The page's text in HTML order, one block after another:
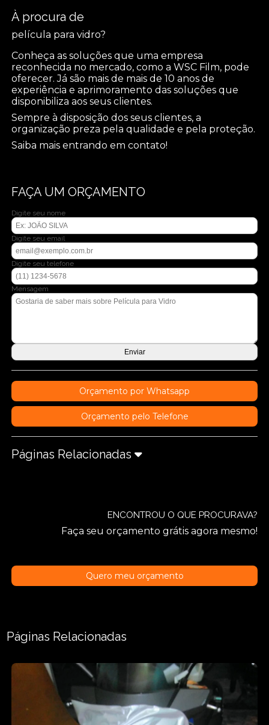
À procura de
película para vidro?
Conheça as soluções que uma empresa
reconhecida no mercado, como a WSC Film, pode
oferecer. Já são mais de mais de 10 anos de
experiência e aprimoramento das soluções que
disponibiliza aos seus clientes.
Sempre à disposição dos seus clientes, a
organização preza pela qualidade e pela proteção.
Saiba mais entrando em contato!
FAÇA UM ORÇAMENTO
Digite seu nome
Digite seu email
Digite seu telefone
Mensagem
Orçamento por Whatsapp
Orçamento pelo Telefone
Páginas Relacionadas
ENCONTROU O QUE PROCURAVA?
Faça seu orçamento grátis agora mesmo!
Quero meu orçamento
Páginas Relacionadas